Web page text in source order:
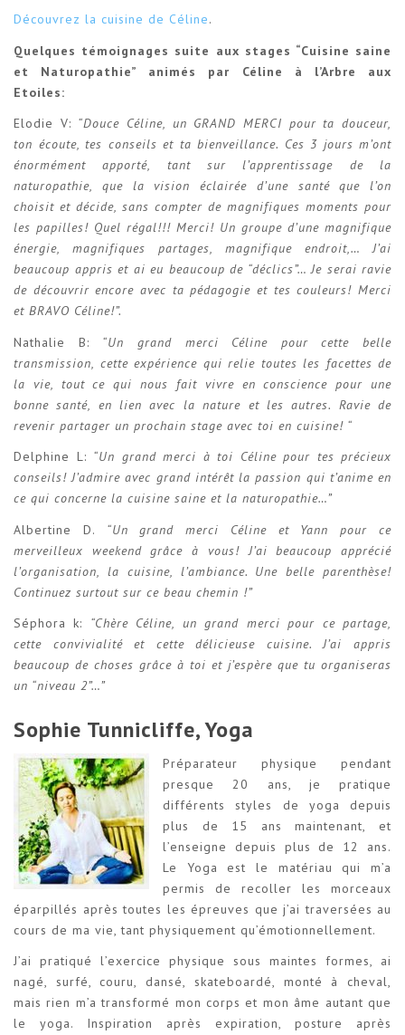
Découvrez la cuisine de Céline.
Quelques témoignages suite aux stages “Cuisine saine
et Naturopathie” animés par Céline à l’Arbre aux
Etoiles:
Elodie V: “Douce Céline, un GRAND MERCI pour ta douceur,
ton écoute, tes conseils et ta bienveillance. Ces 3 jours m’ont
énormément apporté, tant sur l’apprentissage de la
naturopathie, que la vision éclairée d’une santé que l’on
choisit et décide, sans compter de magnifiques moments pour
les papilles! Quel régal!!! Merci! Un groupe d’une magnifique
énergie, magnifiques partages, magnifique endroit,… J’ai
beaucoup appris et ai eu beaucoup de “déclics”… Je serai ravie
de découvrir encore avec ta pédagogie et tes couleurs! Merci
et BRAVO Céline!”.
Nathalie B: “Un grand merci Céline pour cette belle
transmission, cette expérience qui relie toutes les facettes de
la vie, tout ce qui nous fait vivre en conscience pour une
bonne santé, en lien avec la nature et les autres. Ravie de
revenir partager un prochain stage avec toi en cuisine! “
Delphine L: “Un grand merci à toi Céline pour tes précieux
conseils! J’admire avec grand intérêt la passion qui t’anime en
ce qui concerne la cuisine saine et la naturopathie…”
Albertine D. “Un grand merci Céline et Yann pour ce
merveilleux weekend grâce à vous! J’ai beaucoup apprécié
l’organisation, la cuisine, l’ambiance. Une belle parenthèse!
Continuez surtout sur ce beau chemin !”
Séphora k: “Chère Céline, un grand merci pour ce partage,
cette convivialité et cette délicieuse cuisine. J’ai appris
beaucoup de choses grâce à toi et j’espère que tu organiseras
un “niveau 2”…”
Sophie Tunnicliffe, Yoga
Préparateur physique pendant
presque 20 ans, je pratique
différents styles de yoga depuis
plus de 15 ans maintenant, et
l’enseigne depuis plus de 12 ans.
Le Yoga est le matériau qui m’a
permis de recoller les morceaux
éparpillés après toutes les épreuves que j’ai traversées au
cours de ma vie, tant physiquement qu’émotionnellement.
J’ai pratiqué l’exercice physique sous maintes formes, ai
nagé, surfé, couru, dansé, skateboardé, monté à cheval,
mais rien m’a transformé mon corps et mon âme autant que
le yoga. Inspiration après expiration, posture après